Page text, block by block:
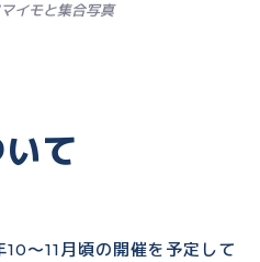
イモと集合写真
て
〜11月頃の開催を予定して